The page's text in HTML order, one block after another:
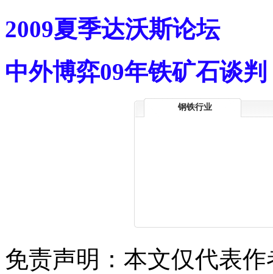
2009夏季达沃斯论坛
中外博弈09年铁矿石谈判
钢铁行业
免责声明：本文仅代表